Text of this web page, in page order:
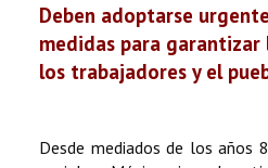
Deben adoptarse
medidas para garantizar
los trabajadores y el
Desde mediados de los años